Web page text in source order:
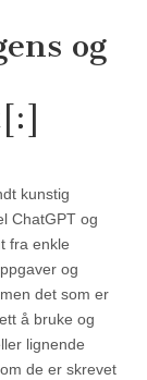
og
kunstig
ChatGPT og
fra enkle
og
det som er
å bruke og
lignende
de er skrevet